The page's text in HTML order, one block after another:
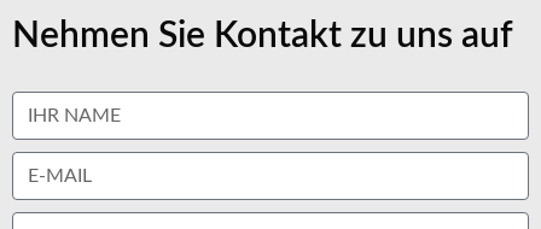
Nehmen Sie Kontakt zu uns auf